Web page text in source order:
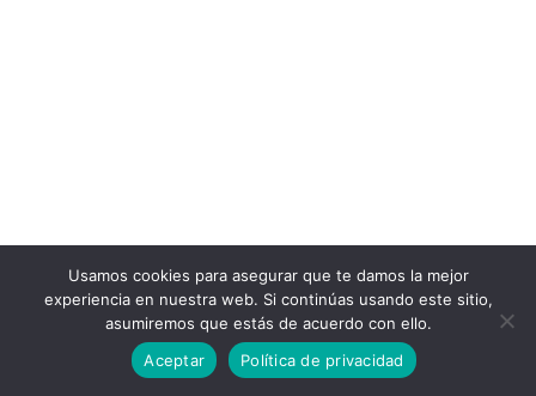
Chat viaWhatsapp
Usamos cookies para asegurar que te damos la mejor
experiencia en nuestra web. Si continúas usando este sitio,
asumiremos que estás de acuerdo con ello.
Aceptar
Política de privacidad